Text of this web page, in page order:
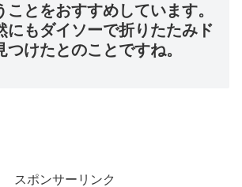
ことをおすすめしています。
にもダイソーで折りたたみド
つけたとのことですね。
スポンサーリンク